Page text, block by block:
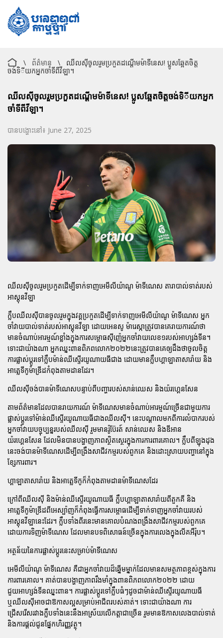
\ ព័ត៌មាន \
ឈីលស៊ីចូលរួមប្រកួតដណ្ដើមម៉ាទីនេស! ប្លូសឆ្អែតចិត្ត
ចង់ទិីយកអ្នកចាំទីពីវីឡា។
ឈីលស៊ីចូលរួមប្រកួតដណ្ដើមម៉ាទីនេស! ប្លូសឆ្អែតចិត្តចង់ទិីយកអ្នក
ចាំទីពីវីឡា។
បានបង្ហោះនៅ៖ June 27, 2025
ឈីលស៊ីចូលរួមប្រកួតដើម្បីទាក់ទាញអេមីលីយ៉ាណូ ម៉ាទីណេស តារាបាល់ទាត់របស់
អាស្តុនវីឡា
ក្លឹបឈីលស៊ីបានចូលរួមក្នុងវគ្គប្រកួតដើម្បីទាក់ទាញអេមីលីយ៉ាណូ ម៉ាទីណេស អ្នក
ចាំវាយបាល់ទាត់របស់អាស្តុនវីឡា ដោយអេនសូ ម៉ារេស្កាត្រូវបានគេរាយការណ៍ថា
មានចំណាប់អារម្មណ៍ខ្លាំងក្នុងការសម្ពោធស៊ីញ៉េអ្នកចាំវាយលេខ១របស់អាហ្សង់ទីន។
ទោះជាយ៉ាងណា អ្នកឈ្នះពានពិភពលោក២០២២នេះត្រូវបានគេឲ្យដឹងថាចូលចិត្ត
ការផ្លាស់ប្តូរទៅក្លឹបម៉ាន់ឈីស្ទើរយូណាយធីជាង ដោយមានក្លឹបហ្គាឡាតាសារ៉ាយ និង
អាត្លេទីកូម៉ាឌ្រីដកំពុងតាមដានដែរ។
ឈីលស៊ីចង់បានម៉ាទីណេសបន្ទាប់ពីបញ្ហារបស់សាន់ឈេស និងយ៉រហ្គេនសែន
តាមព័ត៌មានដែលបានរាយការណ៍ ម៉ាទីណេសមានចំណាប់អារម្មណ៍ច្រើនជាមួយការ
ផ្លាស់ប្តូរទៅម៉ាន់ឈីស្ទើរយូណាយធីជាងឈីលស៊ី។ នេះបណ្តាលមកពីការលំបាករបស់
អ្នកចាំវាយបច្ចុប្បន្នរបស់ឈីលស៊ី រួមមានរ៉ូប៊ែរត៍ សាន់ឈេស និងឌីអាន
យ៉រហ្គេនសែន ដែលមិនបានបង្ហាញភាពស្ថិតស្ថេរក្នុងការការពារគោល។ ក្លឹបពីឡុងដុង
នេះចង់បានម៉ាទីណេសដើម្បីពង្រឹងសាជីវកម្មរបស់ពួកគេ និងដោះស្រាយបញ្ហានៅក្នុង
ខ្សែការពារ។
ហ្គាឡាតាសារ៉ាយ និងអាត្លេទីកូក៏កំពុងតាមដានម៉ាទីណេសដែរ
ក្រៅពីឈីលស៊ី និងម៉ាន់ឈីស្ទើរយូណាយធី ក្លឹបហ្គាឡាតាសារ៉ាយពីតួកគី និង
អាត្លេទីកូម៉ាឌ្រីដពីអេស្ប៉ាញក៏កំពុងធ្វើការសម្ពោធដើម្បីទាក់ទាញអ្នកចាំវាយរបស់
អាស្តុនវីឡានេះដែរ។ ក្លឹបទាំងពីរនេះមានគោលបំណងពង្រឹងសាជីវកម្មរបស់ពួកគេ
ដោយការទិញម៉ាទីណេស ដែលមានបទពិសោធន៍ច្រើនក្នុងការលេងក្នុងលីគអឺរ៉ុប។
អត្ថន័យនៃការផ្លាស់ប្តូរនេះសម្រាប់ម៉ាទីណេស
អេមីលីយ៉ាណូ ម៉ាទីណេស គឺជាអ្នកចាំវាយដ៏ឆ្នើមម្នាក់ដែលមានសមត្ថភាពខ្ពស់ក្នុងការ
ការពារគោល។ គាត់បានបង្ហាញភាពរឹងមាំក្នុងពានពិភពលោក២០២២ ដោយ
ជួយអាហ្សង់ទីនឈ្នះពាន។ ការផ្លាស់ប្តូរទៅក្លឹបធំៗដូចជាម៉ាន់ឈីស្ទើរយូណាយធី
ឬឈីលស៊ីអាចជាឱកាសល្អសម្រាប់អាជីពរបស់គាត់។ ទោះជាយ៉ាងណា ការ
ជ្រើសរើសរវាងក្លឹបទាំងនេះនឹងអាស្រ័យលើកត្តាជាច្រើន រួមមានឱកាសលេងបាល់ទាត់
និងការផ្តល់ជូនផ្នែកហិរញ្ញវត្ថុ។